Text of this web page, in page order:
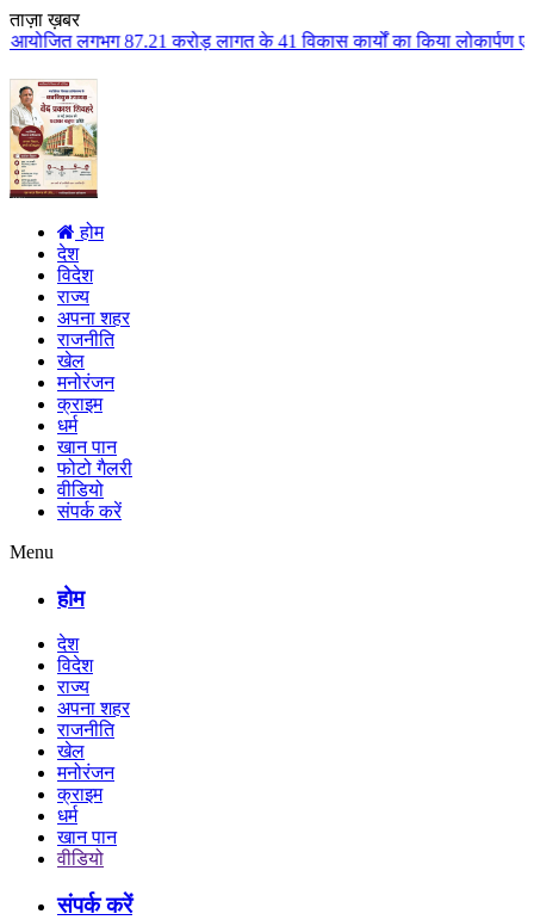
ताज़ा ख़बर
के 41 विकास कार्यों का किया लोकार्पण एवं भूमिपूजन कुलैथ
होम
देश
विदेश
राज्य
अपना शहर
राजनीति
खेल
मनोरंजन
क्राइम
धर्म
खान पान
फोटो गैलरी
वीडियो
संपर्क करें
Menu
होम
देश
विदेश
राज्य
अपना शहर
राजनीति
खेल
मनोरंजन
क्राइम
धर्म
खान पान
वीडियो
संपर्क करें